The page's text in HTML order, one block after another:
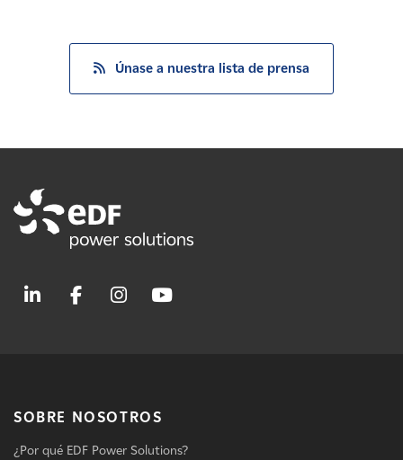
Únase a nuestra lista de prensa
SOBRE NOSOTROS
¿Por qué EDF Power Solutions?